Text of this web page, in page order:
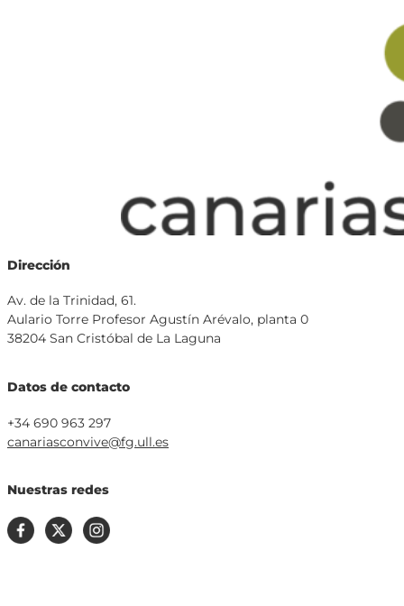
Dirección
Av. de la Trinidad, 61.
Aulario Torre Profesor Agustín Arévalo, planta 0
38204 San Cristóbal de La Laguna
Datos de contacto
+34 690 963 297
canariasconvive@fg.ull.es
Nuestras redes